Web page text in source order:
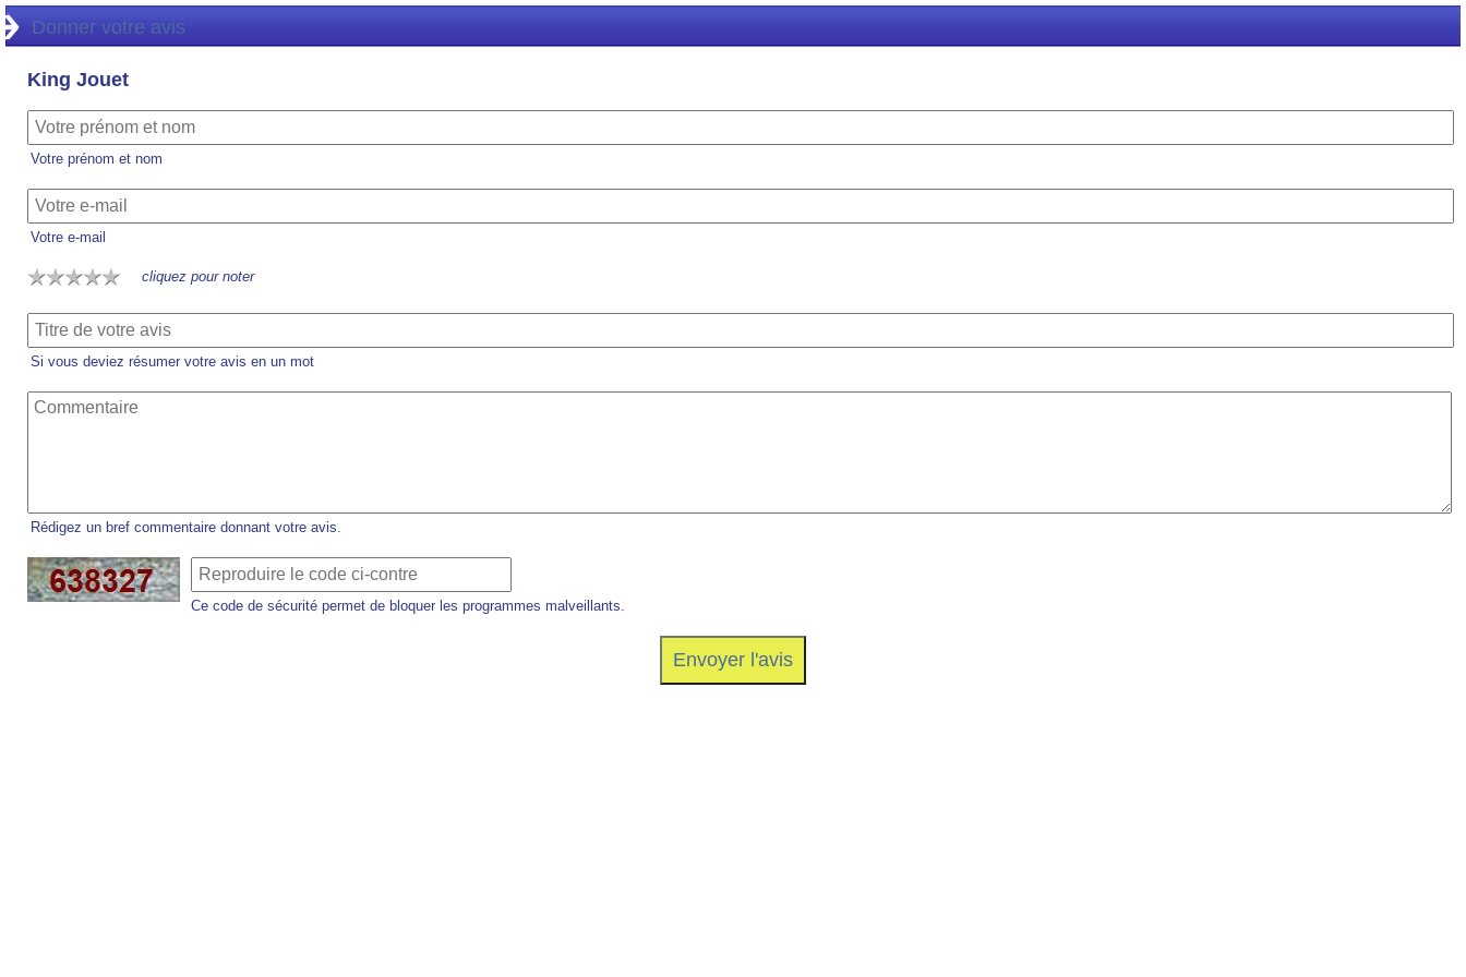
Donner votre avis
King Jouet
Votre prénom et nom
Votre e-mail
cliquez pour noter
Si vous deviez résumer votre avis en un mot
Rédigez un bref commentaire donnant votre avis.
Ce code de sécurité permet de bloquer les programmes malveillants.